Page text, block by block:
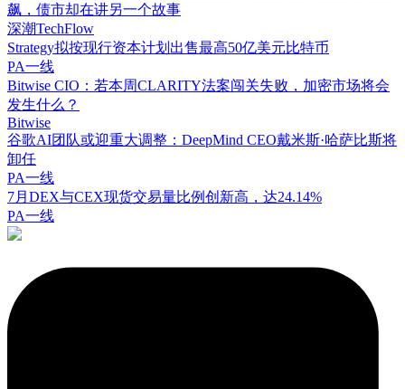
飙，债市却在讲另一个故事
深潮TechFlow
Strategy拟按现行资本计划出售最高50亿美元比特币
PA一线
Bitwise CIO：若本周CLARITY法案闯关失败，加密市场将会
发生什么？
Bitwise
谷歌AI团队或迎重大调整：DeepMind CEO戴米斯·哈萨比斯将
卸任
PA一线
7月DEX与CEX现货交易量比例创新高，达24.14%
PA一线